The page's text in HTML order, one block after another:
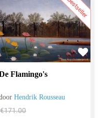
Bestseller
Flamingo's
Hendrik Rousseau
€171.00